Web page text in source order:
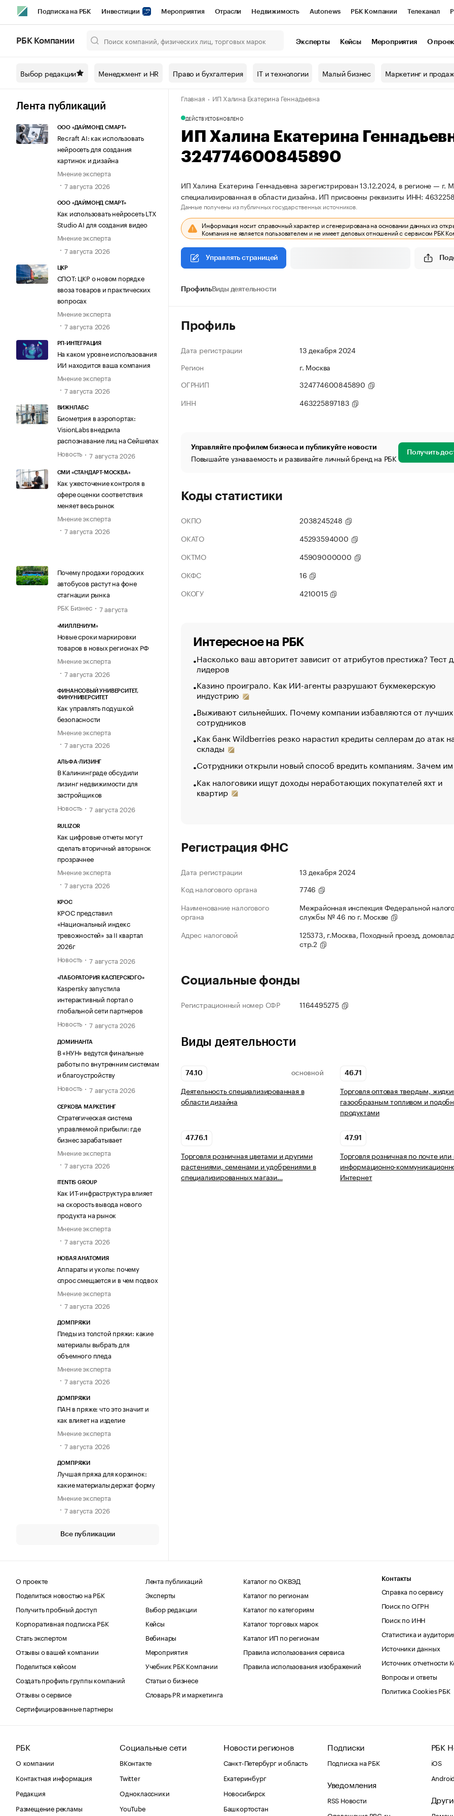
Подписка на РБК Инвестиции Мероприятия Отрасли Недвижимость Autonews РБК Компании Телеканал
Спецпроекты СПб Конференции СПб Спецпроекты Проверка контрагентов
Технологии и медиа Рынок наличной валюты
РБК Компании Эксперты Кейсы Мероприятия О
Выбор редакции Менеджмент и HR Право и бухгалтерия IT и технологии Малый бизнес Маркетинг и
Лента публикаций
ООО «ДАЙМОНД СМАРТ»
Recraft AI: как использовать
нейросеть для создания
картинок и дизайна
Мнение эксперта
7 августа 2026
ООО «ДАЙМОНД СМАРТ»
Как использовать нейросеть LTX
Studio AI для создания видео
Мнение эксперта
7 августа 2026
ЦКР
СПОТ: ЦКР о новом порядке
ввоза товаров и практических
вопросах
Мнение эксперта
7 августа 2026
РП-ИНТЕГРАЦИЯ
На каком уровне использования
ИИ находится ваша компания
Мнение эксперта
7 августа 2026
ВИЖНЛАБС
Биометрия в аэропортах:
VisionLabs внедрила
распознавание лиц на Сейшелах
Новость
7 августа 2026
СМИ «СТАНДАРТ-МОСКВА»
Как ужесточение контроля в
сфере оценки соответствия
меняет весь рынок
Мнение эксперта
7 августа 2026
Почему продажи городских
автобусов растут на фоне
стагнации рынка
РБК Бизнес
7 августа
«МИЛЛЕНИУМ»
Новые сроки маркировки
товаров в новых регионах РФ
Мнение эксперта
7 августа 2026
ФИНАНСОВЫЙ УНИВЕРСИТЕТ,
ФИНУНИВЕРСИТЕТ
Как управлять подушкой
безопасности
Мнение эксперта
7 августа 2026
АЛЬФА-ЛИЗИНГ
В Калининграде обсудили
лизинг недвижимости для
застройщиков
Новость
7 августа 2026
RULIZOR
Как цифровые отчеты могут
сделать вторичный авторынок
прозрачнее
Мнение эксперта
7 августа 2026
КРОС
КРОС представил
«Национальный индекс
тревожностей» за II квартал
2026г
Новость
7 августа 2026
«ЛАБОРАТОРИЯ КАСПЕРСКОГО»
Kaspersky запустила
интерактивный портал о
глобальной сети партнеров
Новость
7 августа 2026
ДОМИНАНТА
В «НУН» ведутся финальные
работы по внутренним системам
и благоустройству
Новость
7 августа 2026
СЕРКОВА МАРКЕТИНГ
Стратегическая система
управляемой прибыли: где
бизнес зарабатывает
Мнение эксперта
7 августа 2026
ITENTIS GROUP
Как ИТ-инфраструктура влияет
на скорость вывода нового
продукта на рынок
Мнение эксперта
7 августа 2026
НОВАЯ АНАТОМИЯ
Аппараты и уколы: почему
спрос смещается и в чем подвох
Мнение эксперта
7 августа 2026
ДОМПРЯЖИ
Пледы из толстой пряжи: какие
материалы выбрать для
объемного пледа
Мнение эксперта
7 августа 2026
ДОМПРЯЖИ
ПАН в пряже: что это значит и
как влияет на изделие
Мнение эксперта
7 августа 2026
ДОМПРЯЖИ
Лучшая пряжа для корзинок:
какие материалы держат форму
Мнение эксперта
7 августа 2026
Все публикации
Главная ИП Халина Екатерина Геннадьевна
ДЕЙСТВУЕТОБНОВЛЕНО
ИП Халина Екатерина
324774600845890
ИП Халина Екатерина Геннадьевна зарегистрирован 13.12.2024, в регионе — г.
специализированная в области дизайна. ИП присвоены реквизиты ИНН:
Данные получены из публичных государственных источников.
Информация носит справочный характер и сгенерирована на основании данных из
Компания не является пользователем и не имеет деловых отношений с сервисом РБК
Управлять страницей
ПрофильВиды деятельности
Профиль
Дата регистрации
13 декабря 2024
Регион
г. Москва
ОГРНИП
324774600845890
ИНН
463225897183
Управляйте профилем бизнеса и публикуйте новости
Повышайте узнаваемость и развивайте личный бренд на РБК Получить
Коды статистики
ОКПО
2038245248
ОКАТО
45293594000
ОКТМО
45909000000
ОКФС
16
ОКОГУ
4210015
Интересное на РБК
Насколько ваш авторитет зависит от атрибутов престижа? Тест
лидеров
Казино проиграло. Как ИИ-агенты разрушают букмекерскую
индустрию
Выживают сильнейших. Почему компании избавляются от лучших
сотрудников
Как банк Wildberries резко нарастил кредиты селлерам до атак
склады
Сотрудники открыли новый способ вредить компаниям. Зачем
Как налоговики ищут доходы неработающих покупателей яхт и
квартир
Регистрация ФНС
Дата регистрации
13 декабря 2024
Код налогового органа
7746
Наименование налогового
органа
Межрайонная инспекция Федеральной
службы № 46 по г. Москве
Адрес налоговой
125373, г.Москва, Походный проезд,
стр.2
Социальные фонды
Регистрационный номер СФР 1164495275
Виды деятельности
74.10 ОСНОВНОЙ
Деятельность специализированная в
области дизайна
46.71
Торговля оптовая твердым,
газообразным топливом и
продуктами
47.76.1
Торговля розничная цветами и другими
растениями, семенами и удобрениями в
специализированных магази…
47.91
Торговля розничная по почте или
информационно-
Интернет
О проекте
Поделиться новостью на РБК
Получить пробный доступ
Корпоративная подписка РБК
Стать экспертом
Отзывы о вашей компании
Поделиться кейсом
Создать профиль группы компаний
Отзывы о сервисе
Сертифицированные партнеры
Лента публикаций
Эксперты
Выбор редакции
Кейсы
Вебинары
Мероприятия
Учебник РБК Компании
Статьи о бизнесе
Словарь PR и маркетинга
Каталог по ОКВЭД
Каталог по регионам
Каталог по категориям
Каталог торговых марок
Каталог ИП по регионам
Правила использования сервиса
Правила использования изображений
Контакты
Справка по сервису
Поиск по ОГРН
Поиск по ИНН
Статистика и
Источники данных
Источник отчетности
Вопросы и ответы
Политика Cookies РБК
РБК
О компании
Контактная информация
Редакция
Размещение рекламы
Социальные сети
ВКонтакте
Twitter
Одноклассники
YouTube
Новости регионов
Санкт-Петербург и область
Екатеринбург
Новосибирск
Башкортостан
Подписки
Подписка на РБК
Уведомления
RSS Новости
РБК
iOS